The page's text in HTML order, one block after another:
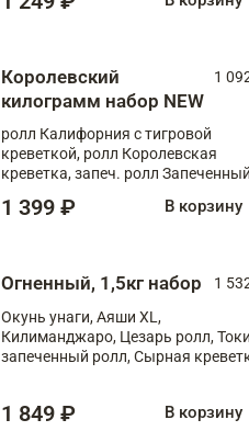
Королевский
килограмм набор NEW
1
ролл Калифорния с тигровой
креветкой, ролл Королевская
креветка, запеч. ролл Запеченный
XL, запеч. ролл Крабик Хот
1 399 ₽ В корзину
Огненный, 1,5кг набор
1
Окунь унаги, Аяши XL,
Килиманджаро, Цезарь ролл,
запеченный ролл, Сырная
1 849 ₽ В корзину